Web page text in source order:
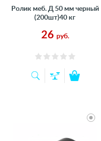
Ролик меб. Д 50 мм черный
(200шт)40 кг
26 руб.